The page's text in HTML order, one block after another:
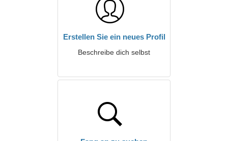
Erstellen Sie ein neues Profil
Beschreibe dich selbst